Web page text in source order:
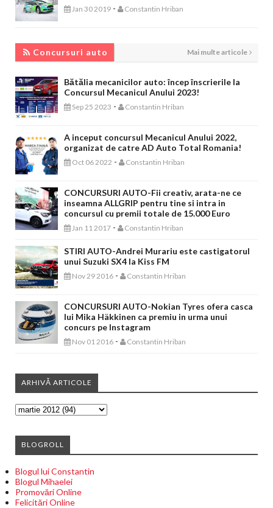
Jan 30 2019 - Constantin Hriban
Concursuri auto Mai multe articole
Bătălia mecanicilor auto: încep înscrierile la
Concursul Mecanicul Anului 2023!
Sep 25 2023 - Constantin Hriban
A inceput concursul Mecanicul Anului 2022,
organizat de catre AD Auto Total Romania!
Oct 06 2022 - Constantin Hriban
CONCURSURI AUTO-Fii creativ, arata-ne ce
inseamna ALLGRIP pentru tine si intra in
concursul cu premii totale de 15.000 Euro
Jan 11 2017 - Constantin Hriban
STIRI AUTO-Andrei Murariu este castigatorul
unui Suzuki SX4 la Kiss FM
Nov 29 2016 - Constantin Hriban
CONCURSURI AUTO-Nokian Tyres ofera casca
lui Mika Häkkinen ca premiu in urma unui
concurs pe Instagram
Nov 01 2016 - Constantin Hriban
ARHIVĂ ARTICOLE
BLOGROLL
Blogul lui Constantin
Blogul Mihaelei
Promovări Online
Felicitări Online